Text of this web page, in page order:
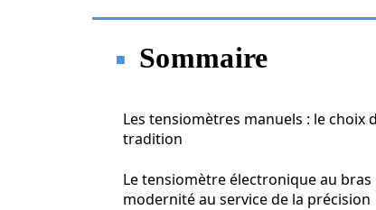
Sommaire
Les tensiomètres manuels : le choix
tradition
Le tensiomètre électronique au bras
modernité au service de la précision